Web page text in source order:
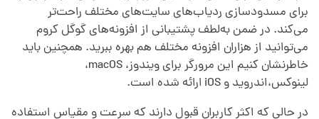
ر
ه
برای مسدودسازی ردیاب‌های سایت‌های مختلف راحت‌تر
می‌کند. در ضمن به‌لطف پشتیبانی از افزونه‌های گوگل کروم
می‌توانید از هزاران افزونه مختلف هم بهره ببرید. همچنین باید
خاطرنشان کنیم این مرورگر برای ویندوز، macOS،
لینوکس،اندروید و iOS ارائه شده است.
در حالی که اکثر کاربران قبول دارند که سرعت و مقیاس استفاده